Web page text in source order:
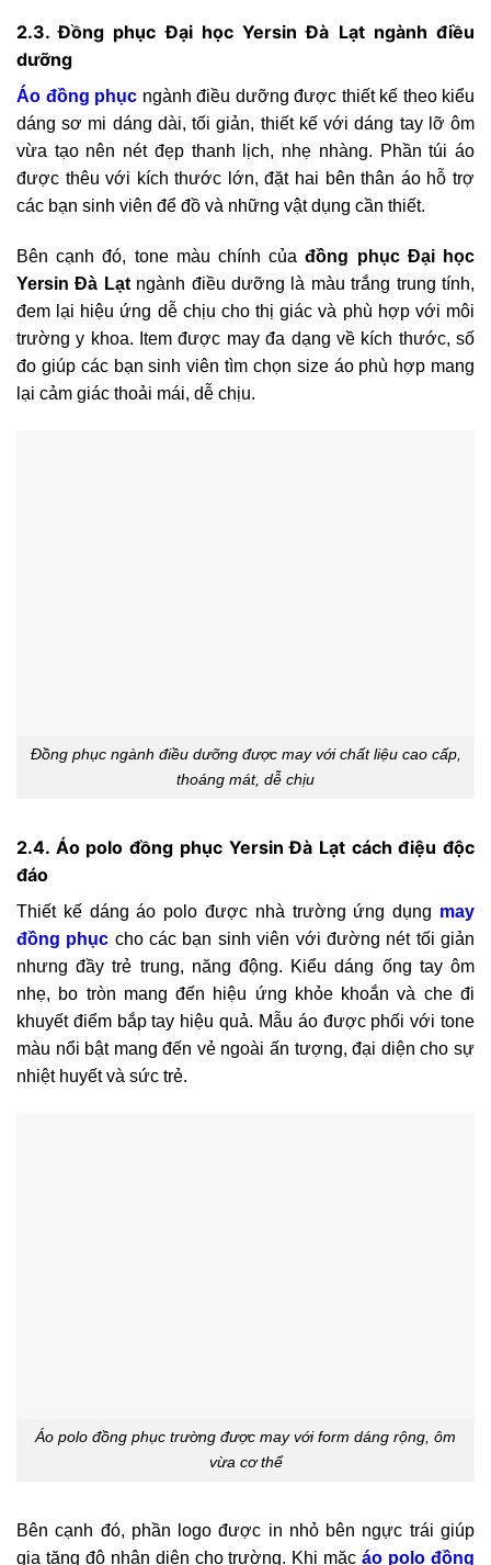
2.3. Đồng phục Đại học Yersin Đà Lạt ngành điều
dưỡng
Áo đồng phục ngành điều dưỡng được thiết kế theo kiểu
dáng sơ mi dáng dài, tối giản, thiết kế với dáng tay lỡ ôm
vừa tạo nên nét đẹp thanh lịch, nhẹ nhàng. Phần túi áo
được thêu với kích thước lớn, đặt hai bên thân áo hỗ trợ
các bạn sinh viên để đồ và những vật dụng cần thiết.
Bên cạnh đó, tone màu chính củađồng phục Đại học
Yersin Đà Lạt ngành điều dưỡng là màu trắng trung tính,
đem lại hiệu ứng dễ chịu cho thị giác và phù hợp với môi
trường y khoa. Item được may đa dạng về kích thước, số
đo giúp các bạn sinh viên tìm chọn size áo phù hợp mang
lại cảm giác thoải mái, dễ chịu.
Đồng phục ngành điều dưỡng được may với chất liệu cao cấp,
thoáng mát, dễ chịu
2.4. Áo polo đồng phục Yersin Đà Lạt cách điệu độc
đáo
Thiết kế dáng áo polo được nhà trường ứng dụng may
đồng phục cho các bạn sinh viên với đường nét tối giản
nhưng đầy trẻ trung, năng động. Kiểu dáng ống tay ôm
nhẹ, bo tròn mang đến hiệu ứng khỏe khoắn và che đi
khuyết điểm bắp tay hiệu quả. Mẫu áo được phối với tone
màu nổi bật mang đến vẻ ngoài ấn tượng, đại diện cho sự
nhiệt huyết và sức trẻ.
Áo polo đồng phục trường được may với form dáng rộng, ôm
vừa cơ thể
Bên cạnh đó, phần logo được in nhỏ bên ngực trái giúp
gia tăng độ nhận diện cho trường. Khi mặcáo polo đồng